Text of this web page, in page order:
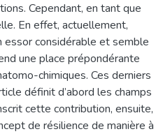
Cependant, en tant que
En effet, actuellement,
essor considérable et semble
une place prépondérante
chimiques. Ces derniers
définit d’abord les champs
cette contribution, ensuite,
de résilience de manière à